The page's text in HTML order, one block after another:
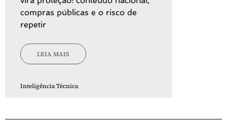
compras públicas e o risco de
repetir
LEIA MAIS
Inteligência Técnica